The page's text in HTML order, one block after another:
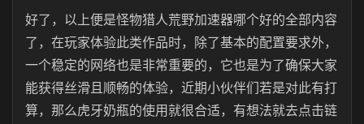
好了，以上便是怪物猎人荒野加速器哪个好的全部内容
了，在玩家体验此类作品时，除了基本的配置要求外，
一个稳定的网络也是非常重要的，它也是为了确保大家
能获得丝滑且顺畅的体验，近期小伙伴们若是对此有打
算，那么虎牙奶瓶的使用就很合适，有想法就去点击链